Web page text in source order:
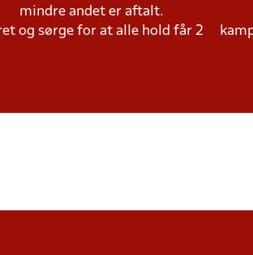
mindre andet er aftalt.
og sørge for at alle hold får 2